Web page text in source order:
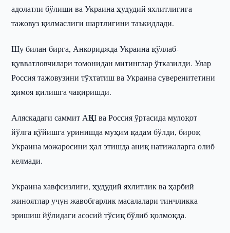
адолатли бўлиши ва Украина ҳудудий яхлитлигига
тажовуз қилмаслиги шартлигини таъкидлади.
Шу билан бирга, Анкориджда Украина қўллаб-
қувватловчилари томонидан митинглар ўтказилди. Улар
Россия тажовузини тўхтатиш ва Украина суверенитетини
ҳимоя қилишга чақиришди.
Аляскадаги саммит АҚШ ва Россия ўртасида мулоқот
йўлга қўйишга уринишда муҳим қадам бўлди, бироқ
Украина можаросини ҳал этишда аниқ натижаларга олиб
келмади.
Украина хавфсизлиги, ҳудудий яхлитлик ва ҳарбий
жиноятлар учун жавобгарлик масалалари тинчликка
эришиш йўлидаги асосий тўсиқ бўлиб қолмоқда.